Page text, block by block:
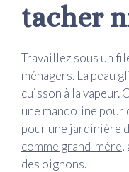
tacher
Travaillez sous un
ménagers. La peau
cuisson à la vapeur.
une mandoline pour
pour une jardinière
comme grand-mère,
des oignons.